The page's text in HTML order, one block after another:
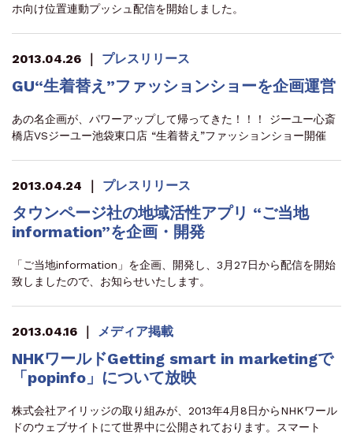
ホ向け位置連動プッシュ配信を開始しました。
2013.04.26 ｜ プレスリリース
GU“生着替え”ファッションショーを企画運営
あの名企画が、パワーアップして帰ってきた！！！ ジーユー心斎
橋店VSジーユー池袋東口店 “生着替え”ファッションショー開催
2013.04.24 ｜ プレスリリース
タウンページ社の地域活性アプリ “ご当地
information”を企画・開発
「ご当地information」を企画、開発し、3月27日から配信を開始
致しましたので、お知らせいたします。
2013.04.16 ｜ メディア掲載
NHKワールドGetting smart in marketingで
「popinfo」について放映
株式会社アイリッジの取り組みが、2013年4月8日からNHKワール
ドのウェブサイトにて世界中に公開されております。スマート